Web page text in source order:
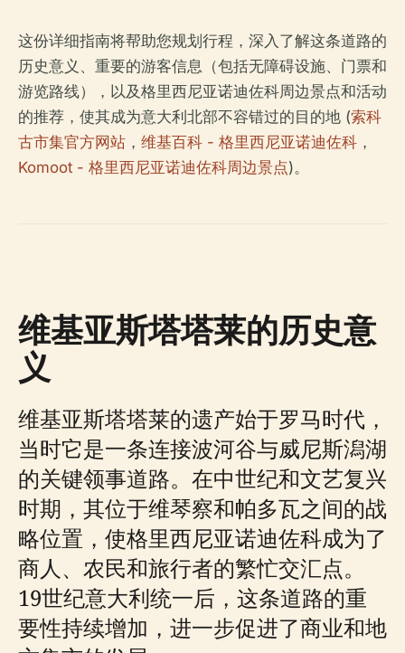
这份详细指南将帮助您规划行程，深入了解这条道路的
历史意义、重要的游客信息（包括无障碍设施、门票和
游览路线），以及格里西尼亚诺迪佐科周边景点和活动
的推荐，使其成为意大利北部不容错过的目的地 (索科
古市集官方网站 ， 维基百科 - 格里西尼亚诺迪佐科 ，
Komoot - 格里西尼亚诺迪佐科周边景点)。
维基亚斯塔塔莱的历史意
义
维基亚斯塔塔莱的遗产始于罗马时代，
当时它是一条连接波河谷与威尼斯潟湖
的关键领事道路。在中世纪和文艺复兴
时期，其位于维琴察和帕多瓦之间的战
略位置，使格里西尼亚诺迪佐科成为了
商人、农民和旅行者的繁忙交汇点。
19世纪意大利统一后，这条道路的重
要性持续增加，进一步促进了商业和地